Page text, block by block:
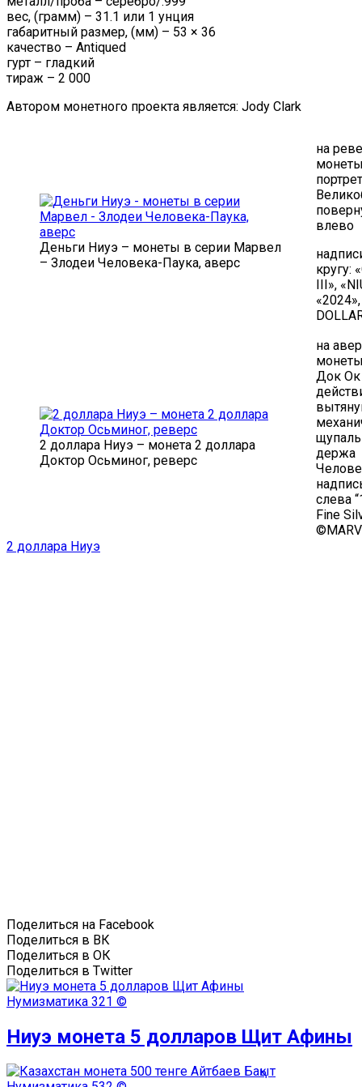
вес, (грамм) – 31.1 или 1 унция
габаритный размер, (мм) – 53 × 36
качество – Antiqued
гурт – гладкий
тираж – 2 000
Автором монетного проекта является: Jody Clark
Деньги Ниуэ – монеты в серии Марвел
– Злодеи Человека-Паука, аверс
на
влево
кругу:
III»,
2 доллара Ниуэ – монета 2 доллара
Доктор Осьминог, реверс
на
Док Ок
держа
слева
Fine
2 доллара Ниуэ
Поделиться на Facebook
Поделиться в ВК
Поделиться в ОК
Поделиться в Twitter
Нумизматика 321 ©
Ниуэ монета 5 долларов Щит Афины